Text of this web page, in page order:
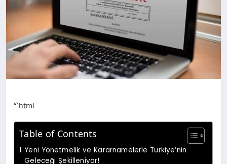
“`html
Table of Contents
Yeni Yönetmelik ve Kararnamelerle Türkiye’nin
Geleceği Şekilleniyor!